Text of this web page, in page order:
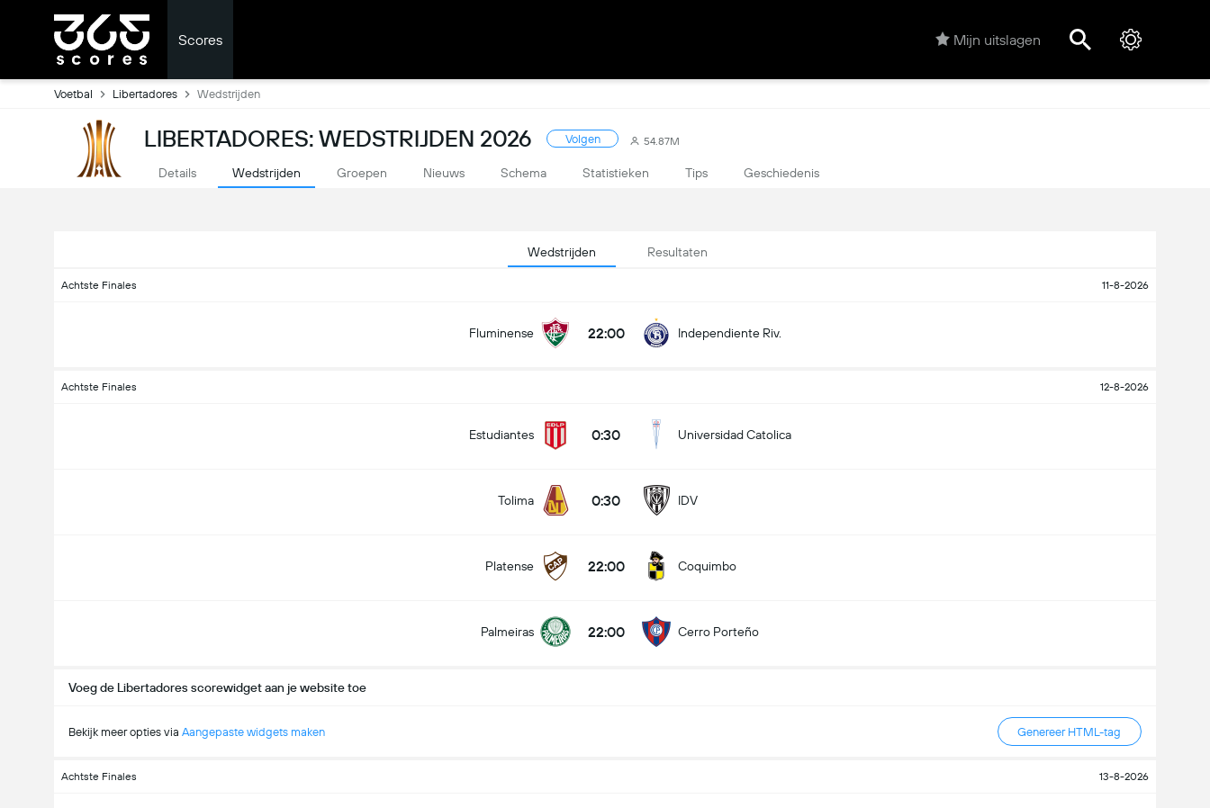
Scores Mijn uitslagen
Voetbal Libertadores Wedstrijden
LIBERTADORES: WEDSTRIJDEN 2026 Volgen 54.87M
Details Wedstrijden Groepen Nieuws Schema Statistieken Tips Geschiedenis
Wedstrijden Resultaten
Achtste Finales 11-8-2026
Fluminense 22:00 Independiente Riv.
Achtste Finales 12-8-2026
Estudiantes 0:30 Universidad Catolica
Tolima 0:30 IDV
Platense 22:00 Coquimbo
Palmeiras 22:00 Cerro Porteño
Voeg de Libertadores scorewidget aan je website toe
Bekijk meer opties via Aangepaste widgets maken Genereer HTML-tag
Achtste Finales 13-8-2026